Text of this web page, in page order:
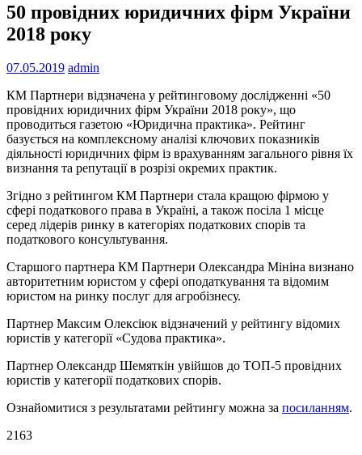
50 провідних юридичних фірм України
2018 року
07.05.2019 admin
КМ Партнери відзначена у рейтинговому дослідженні «50
провідних юридичних фірм України 2018 року», що
проводиться газетою «Юридична практика». Рейтинг
базується на комплексному аналізі ключових показників
діяльності юридичних фірм із врахуванням загального рівня їх
визнання та репутації в розрізі окремих практик.
Згідно з рейтингом КМ Партнери стала кращою фірмою у
сфері податкового права в Україні, а також посіла 1 місце
серед лідерів ринку в категоріях податкових спорів та
податкового консультування.
Старшого партнера КМ Партнери Олександра Мініна визнано
авторитетним юристом у сфері оподаткування та відомим
юристом на ринку послуг для агробізнесу.
Партнер Максим Олексіюк відзначений у рейтингу відомих
юристів у категорії «Судова практика».
Партнер Олександр Шемяткін увійшов до ТОП-5 провідних
юристів у категорії податкових спорів.
Ознайомитися з результатами рейтингу можна за посиланням.
2163